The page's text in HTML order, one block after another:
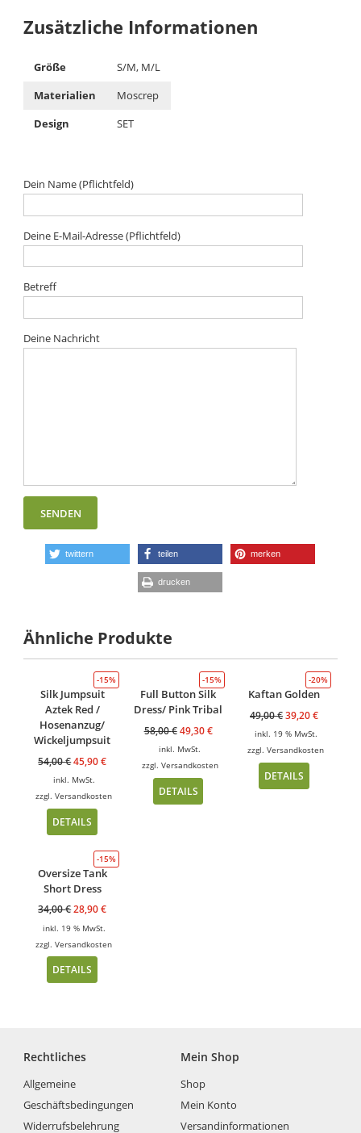
Zusätzliche Informationen
Größe
S/M, M/L
Materialien
Moscrep
Design
SET
Dein Name (Pflichtfeld)
Deine E-Mail-Adresse (Pflichtfeld)
Betreff
Deine Nachricht
twittern teilen merken
drucken
Ähnliche Produkte
-15%
Silk Jumpsuit
Aztek Red /
Hosenanzug/
Wickeljumpsuit
54,00€45,90€
inkl. MwSt.
zzgl.Versandkosten
DETAILS
-15%
Full Button Silk
Dress/ Pink Tribal
58,00€ 49,30€
inkl. MwSt.
zzgl. Versandkosten
DETAILS
-20%
Kaftan Golden
49,00€39,20€
inkl. 19 % MwSt.
zzgl.Versandkosten
DETAILS
-15%
Oversize Tank
Short Dress
34,00€28,90€
inkl. 19 % MwSt.
zzgl.Versandkosten
DETAILS
Rechtliches
Allgemeine
Geschäftsbedingungen
Widerrufsbelehrung
Mein Shop
Shop
Mein Konto
Versandinformationen